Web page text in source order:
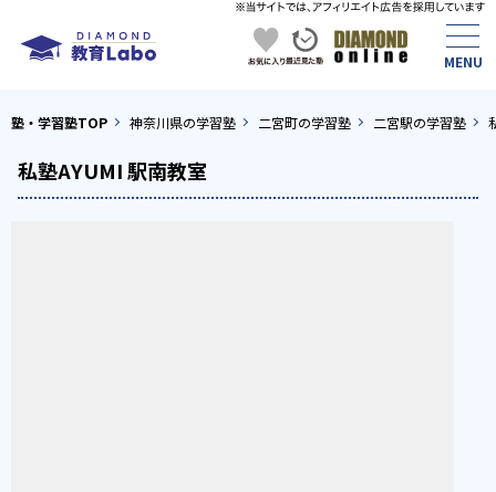
塾・学習塾TOP 神奈川県の学習塾 二宮町の学習塾 二宮駅の学習塾
私塾AYUMI 駅南教室